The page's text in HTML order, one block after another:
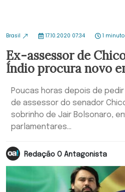
Brasil 17.10.2020 07:34 1
Ex-assessor de
Índio procura novo
Poucas horas depois de
de assessor do senador
sobrinho de Jair Bolsonaro,
parlamentares...
Redação O Antagonista